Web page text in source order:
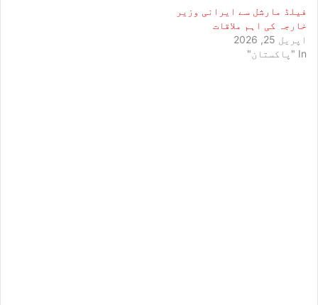
فیلڈ مارشل سے ایرانی وزیر
خارجہ کی اہم ملاقات
اپریل 25, 2026
In "پاکستان"